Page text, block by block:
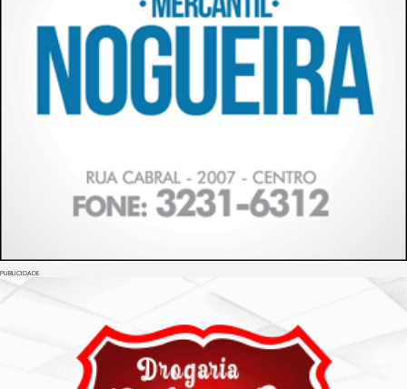
PUBLICIDADE